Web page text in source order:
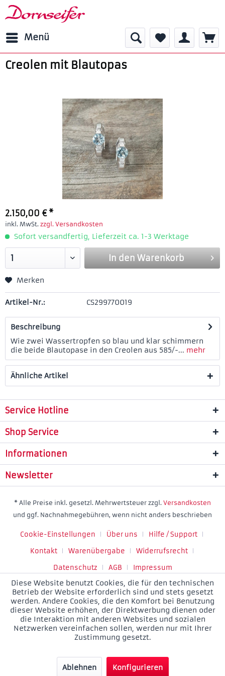
Menü
Creolen mit Blautopas
2.150,00 € *
inkl. MwSt. zzgl. Versandkosten
Sofort versandfertig, Lieferzeit ca. 1-3 Werktage
In den Warenkorb
Merken
Artikel-Nr.: CS299770019
Beschreibung
Wie zwei Wassertropfen so blau und klar schimmern
die beide Blautopase in den Creolen aus 585/-... mehr
Ähnliche Artikel
Service Hotline
Shop Service
Informationen
Newsletter
* Alle Preise inkl. gesetzl. Mehrwertsteuer zzgl. Versandkosten
und ggf. Nachnahmegebühren, wenn nicht anders beschrieben
Cookie-Einstellungen Über uns
Hilfe / Support
Kontakt
Warenübergabe
Widerrufsrecht
Datenschutz
AGB Impressum
Diese Website benutzt Cookies, die für den technischen
Betrieb der Website erforderlich sind und stets gesetzt
werden. Andere Cookies, die den Komfort bei Benutzung
dieser Website erhöhen, der Direktwerbung dienen oder
die Interaktion mit anderen Websites und sozialen
Netzwerken vereinfachen sollen, werden nur mit Ihrer
Zustimmung gesetzt.
Ablehnen Konfigurieren